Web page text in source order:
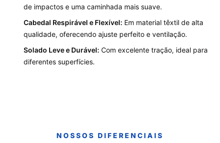
de impactos e uma caminhada mais suave.
Cabedal Respirável e Flexível: Em material têxtil de alta
qualidade, oferecendo ajuste perfeito e ventilação.
Solado Leve e Durável: Com excelente tração, ideal para
diferentes superfícies.
NOSSOS DIFERENCIAIS